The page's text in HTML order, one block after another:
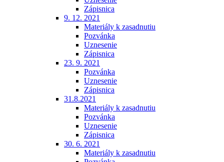
Zápisnica
9. 12. 2021
Materiály k zasadnutiu
Pozvánka
Uznesenie
Zápisnica
23. 9. 2021
Pozvánka
Uznesenie
Zápisnica
31.8.2021
Materiály k zasadnutiu
Pozvánka
Uznesenie
Zápisnica
30. 6. 2021
Materiály k zasadnutiu